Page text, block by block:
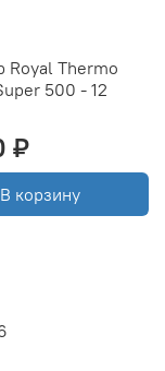
Royal Thermo
500 - 12
₽
В корзину